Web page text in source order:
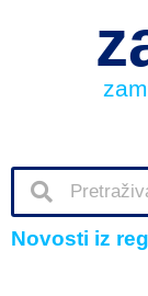
Novosti iz